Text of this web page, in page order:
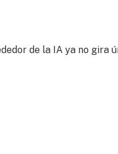
de la IA ya no gira